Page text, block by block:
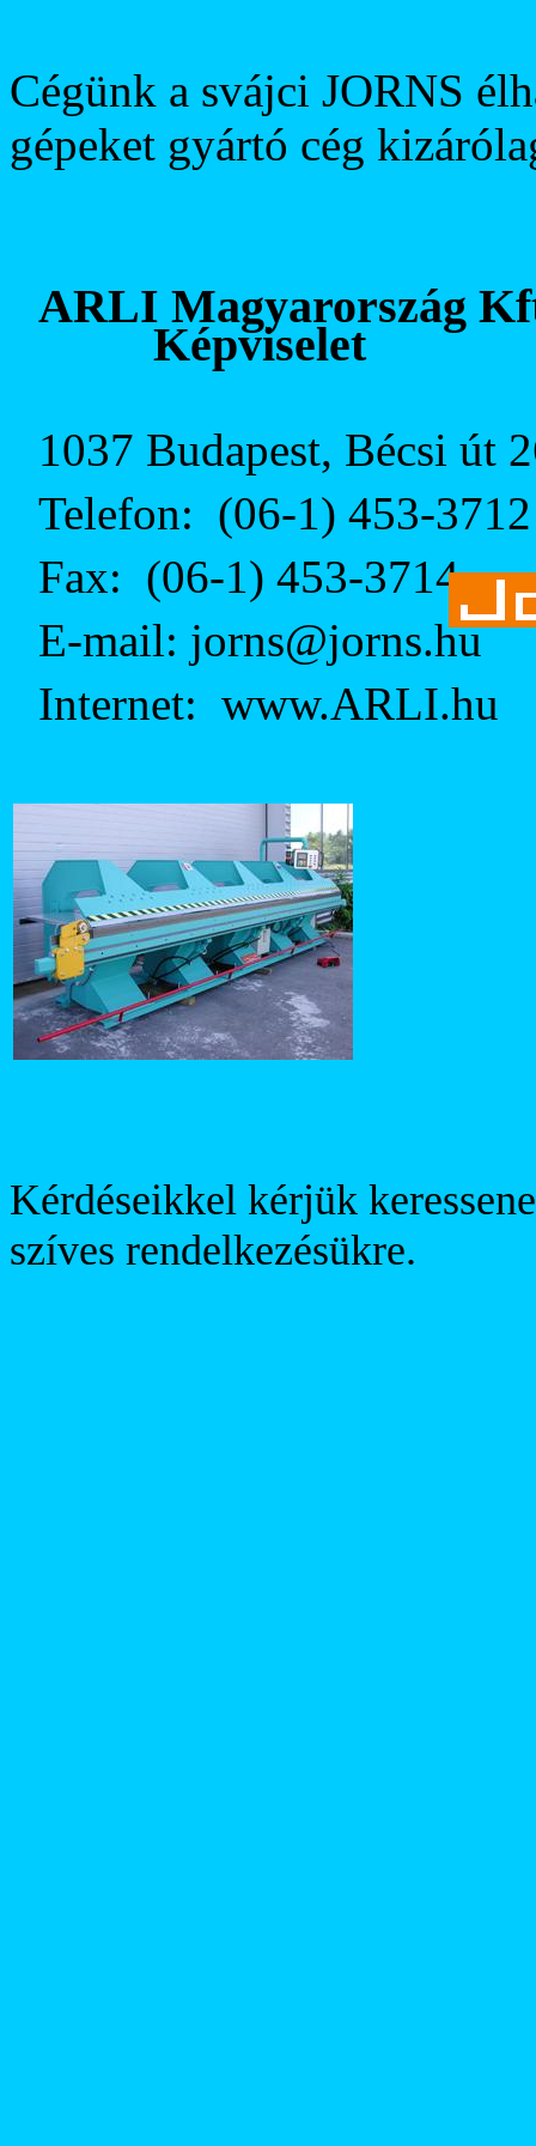
Cégünk a svájci JORNS
gépeket gyártó cég
ARLI Magyarország
Képviselet
1037 Budapest, Bécsi út
Telefon: (06-1) 453-3712
Fax: (06-1) 453-3714
E-mail: jorns@jorns.hu
Internet: www.ARLI.hu
Kérdéseikkel kérjük
szíves rendelkezésükre.